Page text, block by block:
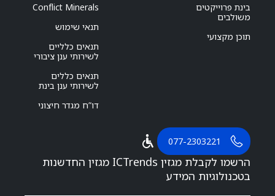
בינת פרוייקטים
משולבים
תוכן מקצועי
Conflict Minerals
תנאי שימוש
תנאים כלליים
לשירותי ענן ציבורי
תנאים כללים
לשירותי ענן בינת
דו”ח מגדר חיצוני
077-2303221
הרשמו לקבלת מגזין ICTrends מגזין החדשנות
בטכנולוגיות המידע